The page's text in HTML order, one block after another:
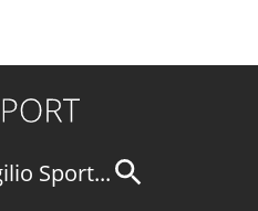
Sport...